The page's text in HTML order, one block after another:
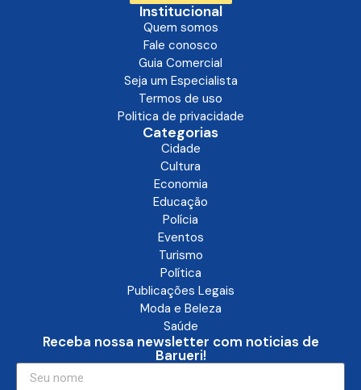
Institucional
Quem somos
Fale conosco
Guia Comercial
Seja um Especialista
Termos de uso
Politica de privacidade
Categorias
Cidade
Cultura
Economia
Educação
Polícia
Eventos
Turismo
Política
Publicações Legais
Moda e Beleza
Saúde
Receba nossa newsletter com noticias de
Barueri!